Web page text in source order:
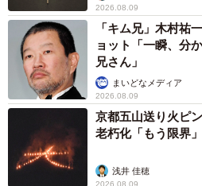
「雄町」と「山田錦」の玄米と大吟醸向
一方、雄町一色にはならないの
ことに山田錦の生産も兵庫県に
2026.08.09
「キム兄」木村祐
ョット「一瞬、分
兄さん」
まいどなメディア
2026.08.09
京都五山送り火ピ
老朽化「もう限界
浅井 佳穂
2026.08.09